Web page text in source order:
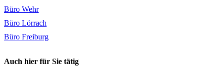
Büro Wehr
Büro Lörrach
Büro Freiburg
Auch hier für Sie tätig